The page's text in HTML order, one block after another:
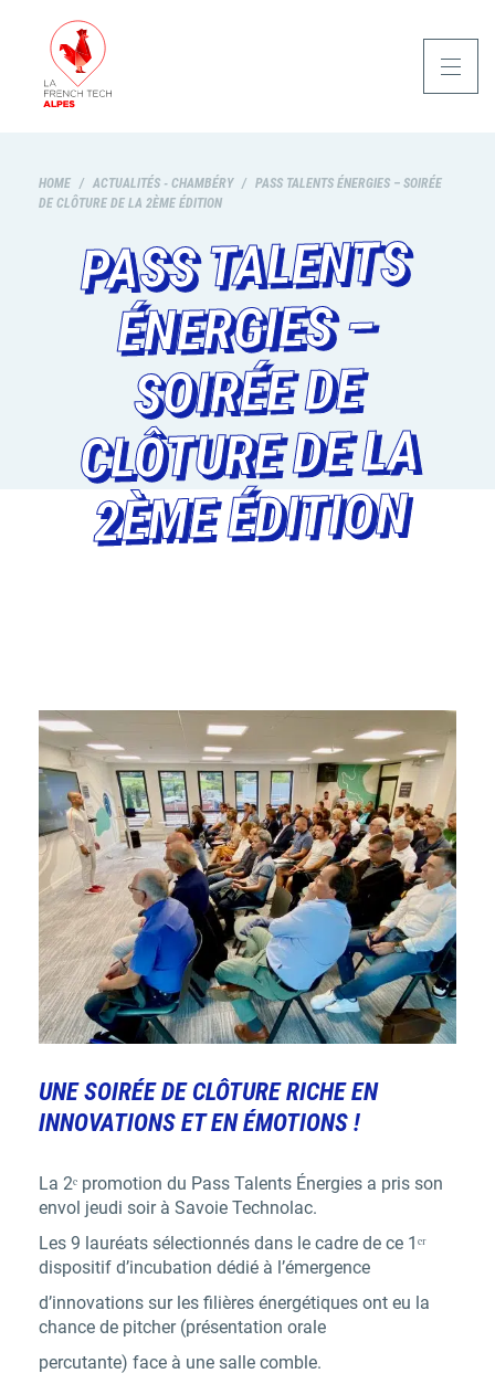
HOME / ACTUALITÉS - CHAMBÉRY / PASS TALENTS ÉNERGIES – SOIRÉE
DE CLÔTURE DE LA 2ÈME ÉDITION
PASS TALENTS
ÉNERGIES –
SOIRÉE DE
CLÔTURE DE LA
2ÈME ÉDITION
UNE SOIRÉE DE CLÔTURE RICHE EN
INNOVATIONS ET EN ÉMOTIONS !
La 2ᵉ promotion du Pass Talents Énergies a pris son
envol jeudi soir à Savoie Technolac.
Les 9 lauréats sélectionnés dans le cadre de ce 1ᵉʳ
dispositif d’incubation dédié à l’émergence
d’innovations sur les filières énergétiques ont eu la
chance de pitcher (présentation orale
percutante) face à une salle comble.